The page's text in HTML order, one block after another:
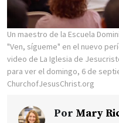
Un maestro de la Escuela
"Ven, sígueme" en el nuevo
video de La Iglesia de
para ver el domingo, 6 de
ChurchofJesusChrist.org
Por Mary